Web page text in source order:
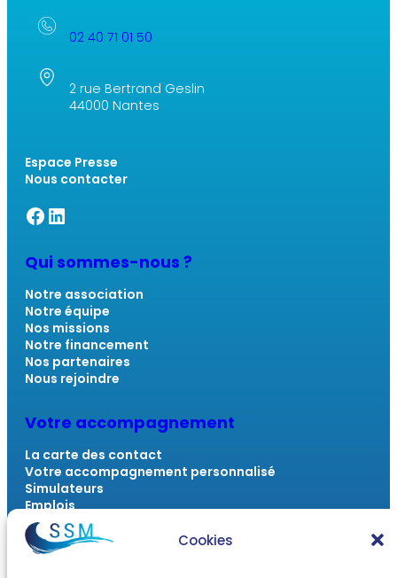
Cookies
02 40 71 01 50
2 rue Bertrand Geslin
44000 Nantes
Espace Presse
Nous contacter
Facebook SSM
Linkedin SSM
Qui sommes-nous ?
Notre association
Notre équipe
Nos missions
Notre financement
Nos partenaires
Nous rejoindre
Votre accompagnement
La carte des contact
Votre accompagnement personnalisé
Simulateurs
Emplois
Outils numériques
FAQ